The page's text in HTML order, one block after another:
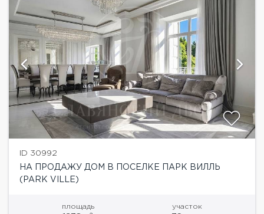
ID 30992
НА ПРОДАЖУ ДОМ В ПОСЕЛКЕ ПАРК ВИЛЛЬ
(PARK VILLE)
площадь участок